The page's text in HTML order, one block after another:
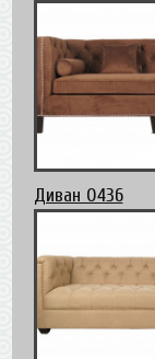
Диван 0436